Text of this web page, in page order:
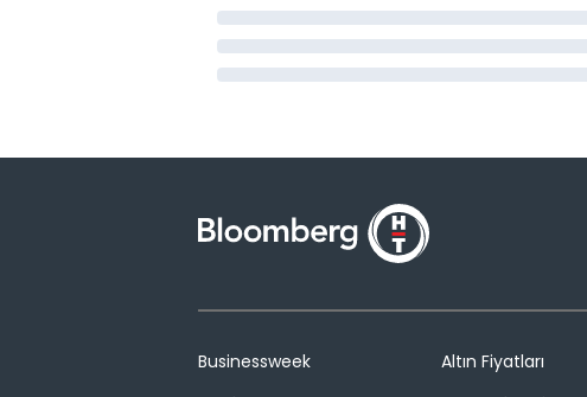
Businessweek
Altın Fiyatları